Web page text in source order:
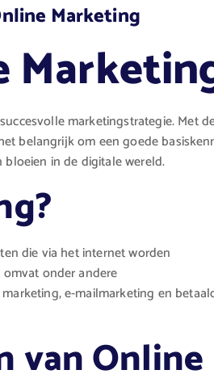
Marketing
marketingstrategie. Met
belangrijk om een goede
in de digitale wereld.
die via het internet worden
onder andere
e-mailmarketing en
van Online